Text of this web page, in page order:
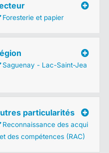
Foresterie et papier
Saguenay - Lac-Saint-Jea
particularités
Reconnaissance des acqui
des compétences (RAC)